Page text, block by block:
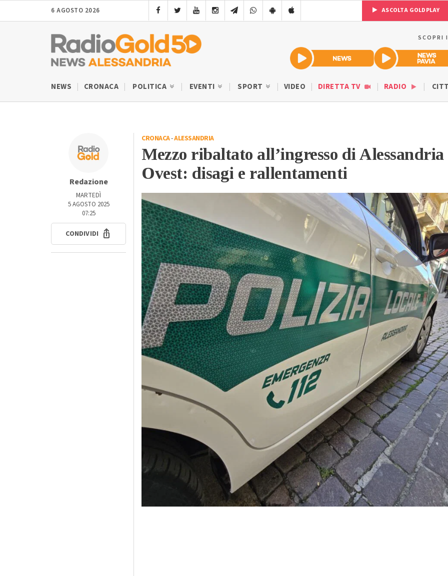
6 AGOSTO 2026 ASCOLTA GOLDPLAY
SCOPRI
NEWS CRONACA POLITICA EVENTI SPORT VIDEO DIRETTA TV RADIO
Redazione
MARTEDÌ
5 AGOSTO 2025
07:25
CONDIVIDI
CRONACA-ALESSANDRIA
Mezzo ribaltato all’ingresso di Alessandria
Ovest: disagi e rallentamenti